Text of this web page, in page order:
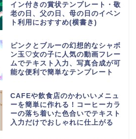
イン付きの賞状テンプレート・敬
老の日、父の日、母の日のイベン
ト利用におすすめ(横書き)
ピンクとブルーの幻想的なシャボ
ン玉♡女の子に人気の動画フレー
ムでテキスト入力、写真合成が可
能な便利で簡単なテンプレート
CAFEや飲食店のかわいいメニュ
ーを簡単に作れる！コーヒーカラ
ーの落ち着いた色合いでテキスト
入力だけでおしゃれに仕上がる